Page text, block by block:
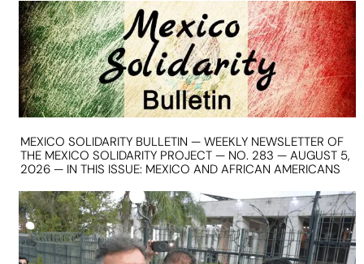
MEXICO SOLIDARITY BULLETIN — WEEKLY NEWSLETTER OF
THE MEXICO SOLIDARITY PROJECT — NO. 283 — AUGUST 5,
2026 — IN THIS ISSUE: MEXICO AND AFRICAN AMERICANS